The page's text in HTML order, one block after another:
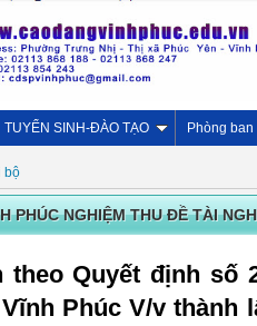
TUYỂN SINH-ĐÀO TẠO Phòng ban
bộ
PHÚC NGHIỆM THU ĐỀ TÀI
theo Quyết định số
Phúc V/v thành